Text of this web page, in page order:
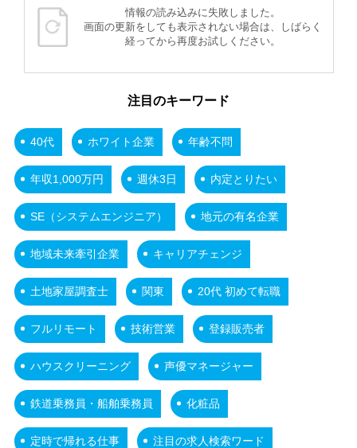
情報の読み込みに失敗しました。
画面の更新をしても表示されない場合は、しばらく
経ってから再度お試しください。
注目のキーワード
40代 ホワイト企業 年齢不問
年収1,000万円 週休3日 内定とりたい
SE（システムエンジニア） 地元の有名企業
地域未来牽引企業 キャリアチェンジ
土地家屋調査士 関東 20代 初めて転職
フルリモート 技術営業 登録販売者
ハウスクリーニング 声優マネージャー
鉄道乗務員・船舶乗務員 化粧品
定時で帰れる仕事 注目の求人検索ワード